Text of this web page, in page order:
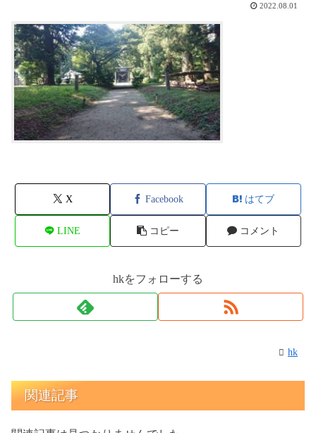
2022.08.01
X Facebook はてブ
LINE コピー コメント
hkをフォローする
hk
関連記事